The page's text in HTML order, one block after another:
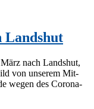
Landshut
nach Lands­hut,
von un­se­rem Mit­
we­gen des Co­ro­­na-